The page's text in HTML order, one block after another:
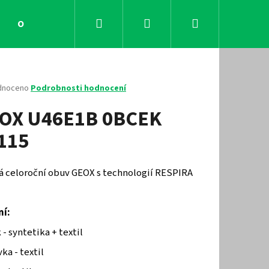
Obchodní podmínky KontaktyPřihlášení
Podrobnosti hodnocení
U46E1B 0BCEK
celoroční obuv GEOX s technologií RESPIRA
- syntetika + textil
- textil